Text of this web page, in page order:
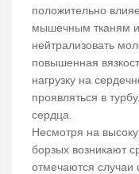
положительно
мышечным тканям и
нейтрализовать
повышенная
нагрузку на
проявляться в
сердца.
Несмотря на
борзых возникают
отмечаются случаи